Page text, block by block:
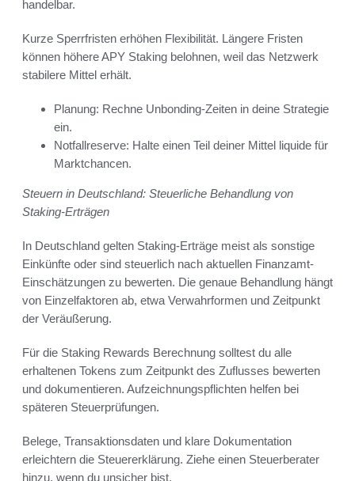
handelbar.
Kurze Sperrfristen erhöhen Flexibilität. Längere Fristen
können höhere APY Staking belohnen, weil das Netzwerk
stabilere Mittel erhält.
Planung: Rechne Unbonding-Zeiten in deine Strategie
ein.
Notfallreserve: Halte einen Teil deiner Mittel liquide für
Marktchancen.
Steuern in Deutschland: Steuerliche Behandlung von
Staking-Erträgen
In Deutschland gelten Staking-Erträge meist als sonstige
Einkünfte oder sind steuerlich nach aktuellen Finanzamt-
Einschätzungen zu bewerten. Die genaue Behandlung hängt
von Einzelfaktoren ab, etwa Verwahrformen und Zeitpunkt
der Veräußerung.
Für die Staking Rewards Berechnung solltest du alle
erhaltenen Tokens zum Zeitpunkt des Zuflusses bewerten
und dokumentieren. Aufzeichnungspflichten helfen bei
späteren Steuerprüfungen.
Belege, Transaktionsdaten und klare Dokumentation
erleichtern die Steuererklärung. Ziehe einen Steuerberater
hinzu, wenn du unsicher bist.